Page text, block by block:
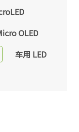
OLED
车用 LED